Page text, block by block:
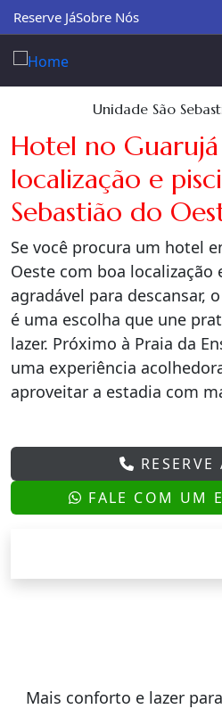
Reserve JáSobre Nós
Unidade São
Hotel no
localização e
Sebastião do
Se você procura um hotel
Oeste com boa localização
agradável para descansar,
é uma escolha que une
lazer. Próximo à Praia da
uma experiência
aproveitar a estadia com
RESERVE
FALE COM UM
Mais conforto e lazer